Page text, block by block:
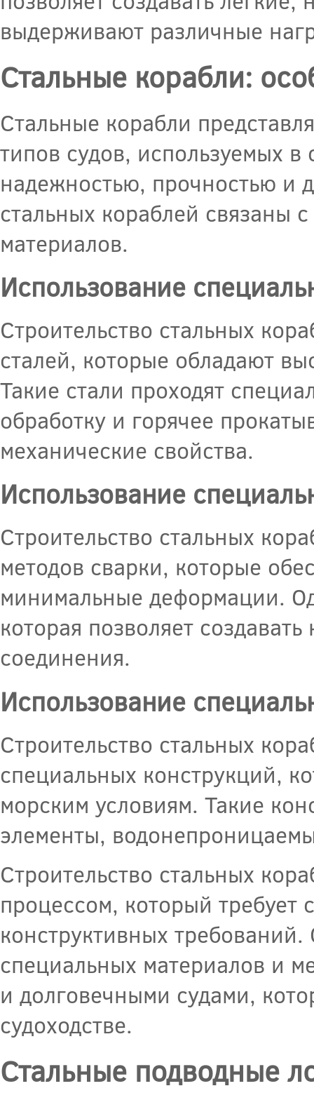
выдерживают различные
Стальные корабли:
Стальные корабли
типов судов, используемых в
надежностью, прочностью и
стальных кораблей связаны
материалов.
Использование
Строительство стальных
сталей, которые обладают
Такие стали проходят
обработку и горячее
механические свойства.
Использование
Строительство стальных
методов сварки, которые
минимальные деформации.
которая позволяет
соединения.
Использование
Строительство стальных
специальных конструкций,
морским условиям. Такие
элементы,
Строительство стальных
процессом, который требует
конструктивных
специальных материалов и
и долговечными судами,
судоходстве.
Стальные подводные